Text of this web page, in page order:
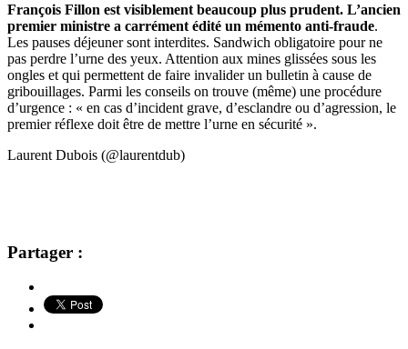
François Fillon est visiblement beaucoup plus prudent. L’ancien
premier ministre a carrément édité un mémento anti-fraude.
Les pauses déjeuner sont interdites. Sandwich obligatoire pour ne
pas perdre l’urne des yeux. Attention aux mines glissées sous les
ongles et qui permettent de faire invalider un bulletin à cause de
gribouillages. Parmi les conseils on trouve (même) une procédure
d’urgence : « en cas d’incident grave, d’esclandre ou d’agression, le
premier réflexe doit être de mettre l’urne en sécurité ».
Laurent Dubois (@laurentdub)
Partager :